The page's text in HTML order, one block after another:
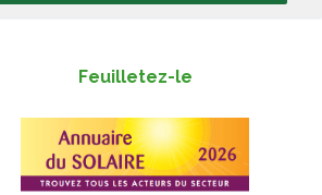
Feuilletez-le